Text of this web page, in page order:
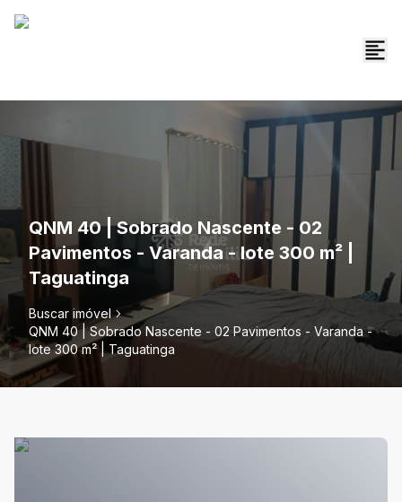
QNM 40 | Sobrado Nascente - 02
Pavimentos - Varanda - lote 300 m² |
Taguatinga
Buscar imóvel
QNM 40 | Sobrado Nascente - 02 Pavimentos - Varanda -
lote 300 m² | Taguatinga